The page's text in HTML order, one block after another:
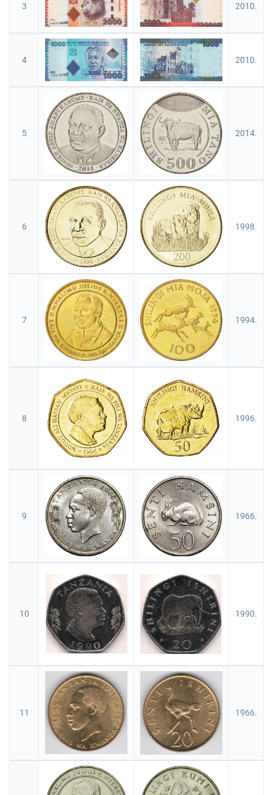
3 2010.
4 2010.
5 2014.
6 1998.
7 1994.
8 1996.
9 1966.
10 1990.
11 1966.